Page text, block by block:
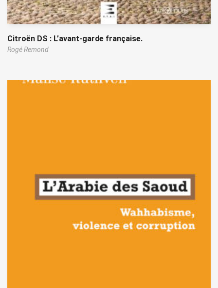
Citroën DS : L’avant-garde française.
Rogé Remond